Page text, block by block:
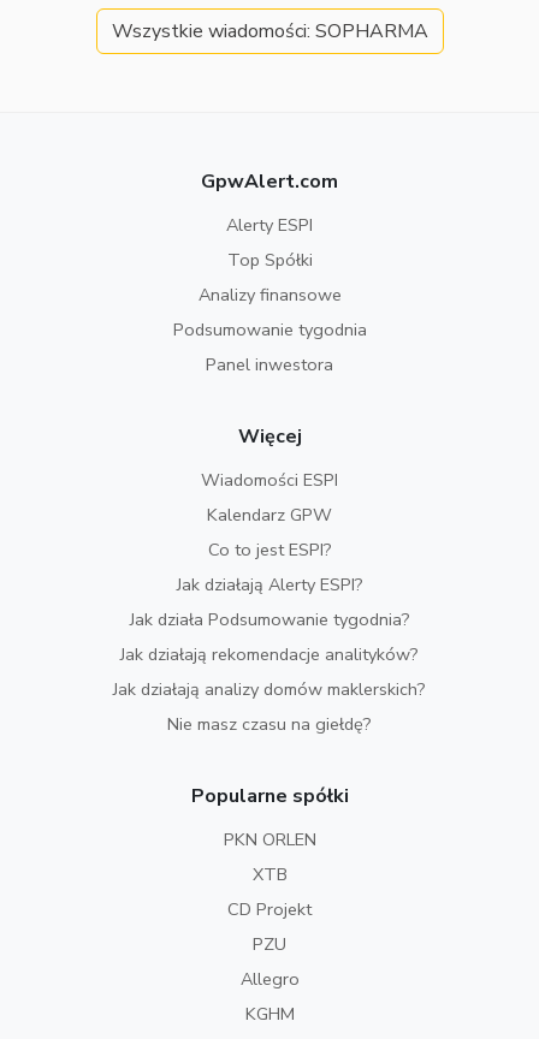
Wszystkie wiadomości: SOPHARMA
GpwAlert.com
Alerty ESPI
Top Spółki
Analizy finansowe
Podsumowanie tygodnia
Panel inwestora
Więcej
Wiadomości ESPI
Kalendarz GPW
Co to jest ESPI?
Jak działają Alerty ESPI?
Jak działa Podsumowanie tygodnia?
Jak działają rekomendacje analityków?
Jak działają analizy domów maklerskich?
Nie masz czasu na giełdę?
Popularne spółki
PKN ORLEN
XTB
CD Projekt
PZU
Allegro
KGHM